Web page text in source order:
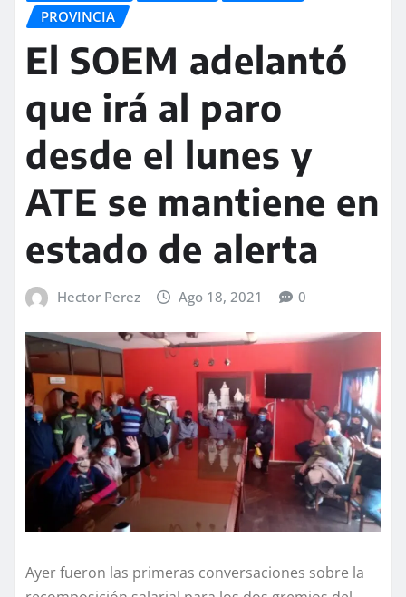
PROVINCIA
El SOEM adelantó
que irá al paro
desde el lunes y
ATE se mantiene en
estado de alerta
Hector Perez Ago 18, 2021 0
Ayer fueron las primeras conversaciones sobre la